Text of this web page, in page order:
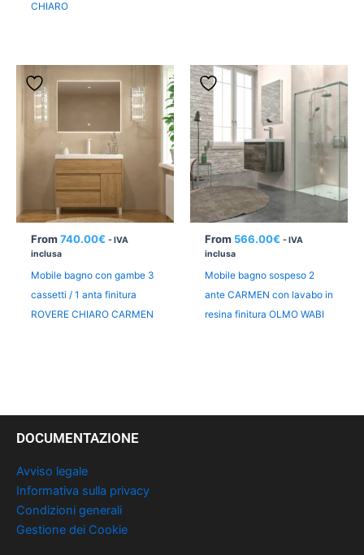
CHIARO
From 740.00€ - IVA
inclusa
Mobile bagno con gambe 3
cassetti / 1 anta finitura
ROVERE CHIARO CARMEN
From 566.00€ - IVA
inclusa
Mobile bagno sospeso 2
ante CARMEN con lavabo in
resina finitura OLMO WABI
DOCUMENTAZIONE
Avviso legale
Informativa sulla privacy
Condizioni generali
Gestione dei Cookie